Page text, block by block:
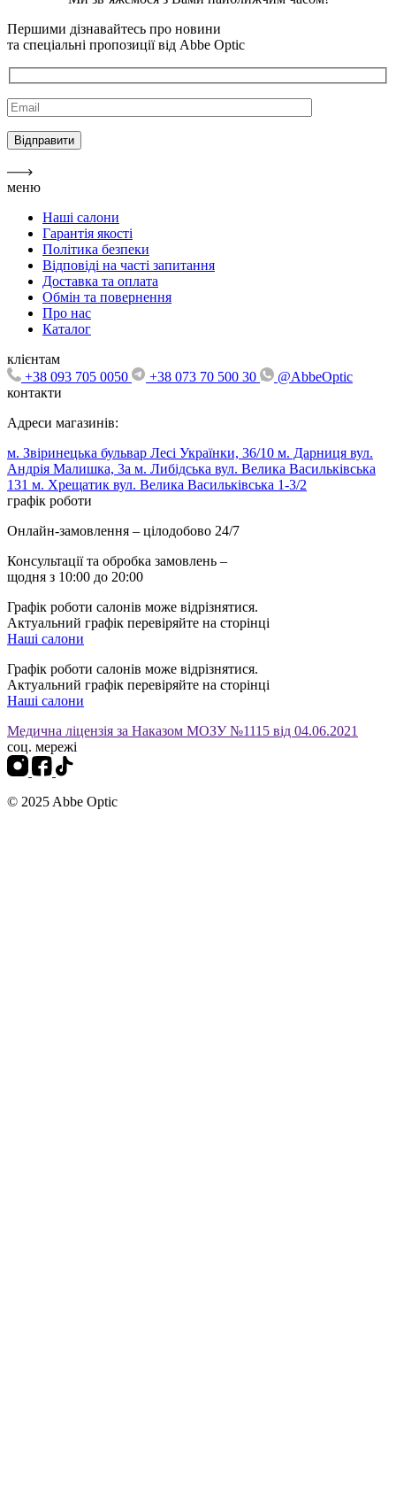
Першими дізнавайтесь про новини
та спеціальні пропозиції від Abbe Optic
меню
Наші салони
Гарантія якості
Політика безпеки
Відповіді на часті запитання
Доставка та оплата
Обмін та повернення
Про нас
Каталог
клієнтам
+38 093 705 0050
+38 073 70 500 30
@AbbeOptic
контакти
Адреси магазинів:
м. Звіринецька бульвар Лесі Українки, 36/10 м. Дарниця вул.
Андрія Малишка, 3а м. Либідська вул. Велика Васильківська
131 м. Хрещатик вул. Велика Васильківська 1-3/2
графік роботи
Онлайн-замовлення – цілодобово 24/7
Консультації та обробка замовлень –
щодня з 10:00 до 20:00
Графік роботи салонів може відрізнятися.
Актуальний графік перевіряйте на сторінці
Наші салони
Графік роботи салонів може відрізнятися.
Актуальний графік перевіряйте на сторінці
Наші салони
Медична ліцензія за Наказом МОЗУ №1115 від 04.06.2021
соц. мережі
© 2025 Abbe Optic